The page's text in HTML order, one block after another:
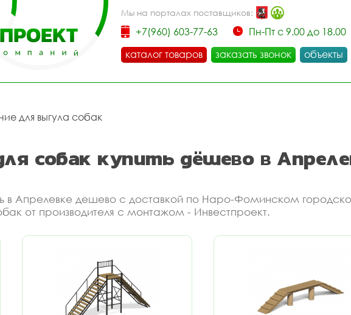
Мы на порталах поставщиков:
+7(960) 603-77-63
Пн-Пт с 9.00 до 18.00
каталог товаров
заказать звонок объекты
для выгула собак
собак купить дёшево в
в Апрелевке дешево с доставкой по Наро-Фоминском
от производителя с монтажом - Инвестпроект.